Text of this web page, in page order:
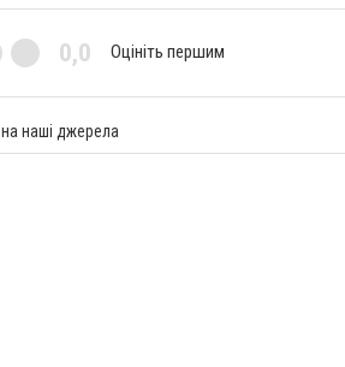
0,0 Оцініть першим
на наші джерела